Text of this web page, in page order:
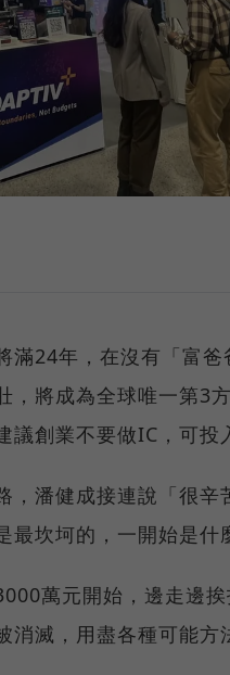
滿24年，在沒有「富
，將成為全球唯一第3
議創業不要做IC，可投
，潘健成接連說「很
最坎坷的，一開始是什
萬元開始，邊走邊
消滅，用盡各種可能方